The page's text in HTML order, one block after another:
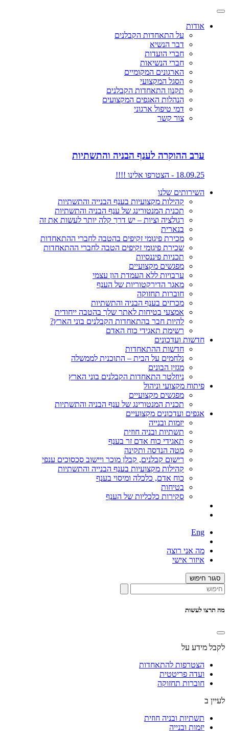
אודות
על התאחדות הקבלנים
דבר הנשיא
חברי הועדות
חברי הנשיאות
הארגונים המקומיים
הסגל המקצועי
תקנון התאחדות הקבלנים
הנהלות האגפים המקצועים
דמי טיפול ארגוני
צור קשר
ערב ההוקרה לענף הבניה והתשתיות
18.09.25 - הצטרפו אלינו !!!!
השירותים שלנו
קהילות מקצועיות בענף הבנייה והתשתיות
תכנית המנטורינג של ענף הבניה והתשתיות
רגולציה וציות – יש דרך קלה יותר לעשות את זה
בנארית
מכירת פיגומי זקיפים בהטבה לחברי ההתאחדות
שכירת פיגומי זקיפים הטבה לחברי ההתאחדות
תכניות פיננסיות
מפגשים מקצועיים
ערבויות ללא העמדת הון עצמי
מאגר הדירקטוריות של הענף
חוברות תחזוקה
מכרזים בענף הבניה והתשתיות
אמצעי בטיחות לאתר שלך בהטבה ייחודית
להיות חבר בהתאחדות הקבלנים בוני הארץ?
רשימת תאגידי כוח האדם
חדשות ועדכונים
חדשות ההתאחדות
נלחמים על הבית – התוכנית לממשלה
מגזין הבונים
ניוזלטר התאחדות הקבלנים בוני הארץ
פיתוח מקצועי וניהול
מפגשים מקצועיים
תכנית המנטורינג של ענף הבניה והתשתיות
אגפים ועדכונים מקצועיים
יזמות ובנייה
תשתיות ובניה חוזית
תאגידי כוח אדם זר בענף
מטה הנדסה ותקינה
רישום קבלנים, קבלן מוכר ויישוב סכסוכים ענפי
קהילות מקצועיות בענף הבנייה והתשתיות
כוח אדם, כלכלה ומיסוי בענף
בטיחות
סקירות כלכליות של הענף
Eng
מה אני רוצה
איזור אישי
סגור חיפוש
מה תרצו לעשות
לקבל מידע על
הצטרפות להתאחדות
ועדה פריטטית
חוברות תחזוקה
לעיין ב
תשתיות ובניה חוזית
יזמות ובנייה